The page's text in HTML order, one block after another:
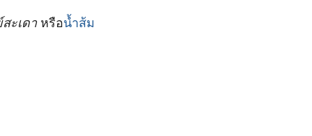
สะเดาหรือน้ำส้ม